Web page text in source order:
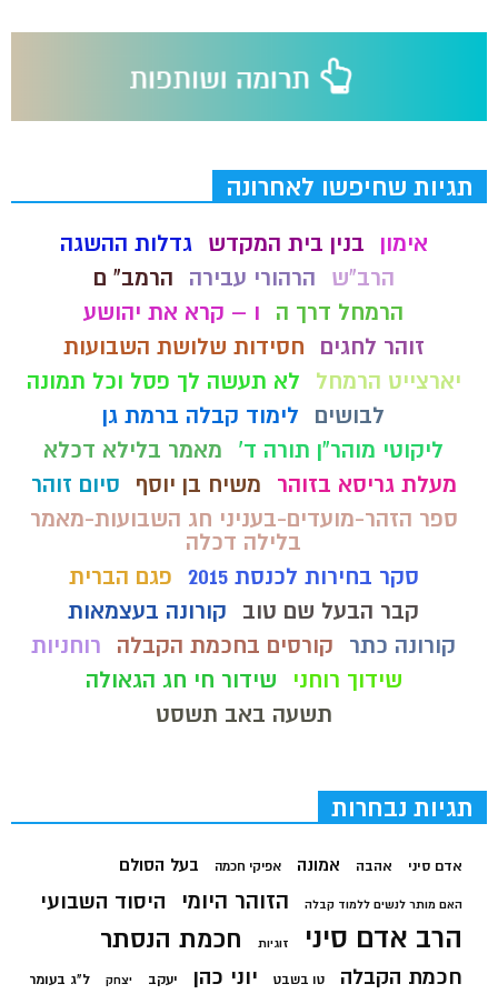
תגיות שחיפשו לאחרונה
אימון בנין בית המקדש
גדלות ההשגה
הרב"ש
הרהורי עבירה
הרמב" ם
הרמחל דרך ה
ו – קרא את יהושע
זוהר לחגים
חסידות שלושת השבועות
יארצייט הרמחל
לא תעשה לך פסל וכל תמונה
לבושים לימוד קבלה ברמת גן
ליקוטי מוהר"ן תורה ד'
מאמר בלילא דכלא
מעלת גריסא בזוהר
משיח בן יוסף
סיום זוהר
ספר הזהר-מועדים-בעניני חג השבועות-מאמר
בלילה דכלה
סקר בחירות לכנסת 2015
פגם הברית
קבר הבעל שם טוב
קורונה בעצמאות
קורונה כתר
קורסים בחכמת הקבלה
רוחניות
שידוך רוחני
שידור חי חג הגאולה
תשעה באב תשסט
תגיות נבחרות
אדם סיני אהבה אמונה אפיקי חכמה בעל הסולם
האם מותר לנשים ללמוד קבלה הזוהר היומי היסוד השבועי
הרב אדם סיני זוגיות חכמת הנסתר
חכמת הקבלה טו בשבט יוני כהן יעקב יצחק ל"ג בעומר